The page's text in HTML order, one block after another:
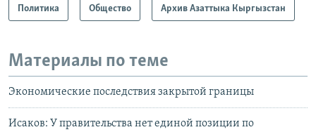
Политика Общество Архив Азаттыка Кыргызстан
Материалы по теме
Экономические последствия закрытой границы
Исаков: У правительства нет единой позиции по